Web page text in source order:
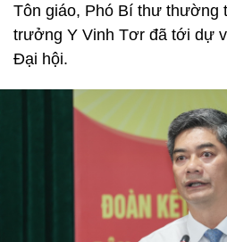
Tôn giáo, Phó Bí thư thường
trưởng Y Vinh Tơr đã tới dự
Đại hội.